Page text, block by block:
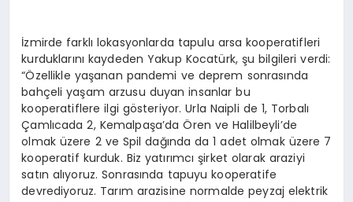
İzmirde farklı lokasyonlarda tapulu arsa kooperatifleri
kurduklarını kaydeden Yakup Kocatürk, şu bilgileri verdi:
“Özellikle yaşanan pandemi ve deprem sonrasında
bahçeli yaşam arzusu duyan insanlar bu
kooperatiflere ilgi gösteriyor. Urla Naipli de 1, Torbalı
Çamlıcada 2, Kemalpaşa’da Ören ve Halilbeyli’de
olmak üzere 2 ve Spil dağında da 1 adet olmak üzere 7
kooperatif kurduk. Biz yatırımcı şirket olarak araziyi
satın alıyoruz. Sonrasında tapuyu kooperatife
devrediyoruz. Tarım arazisine normalde peyzaj elektrik